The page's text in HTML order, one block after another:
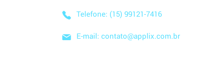
Telefone: (15) 99121-7416
E-mail: contato@applix.com.br